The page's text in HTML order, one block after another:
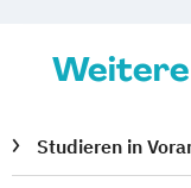
Studieren in